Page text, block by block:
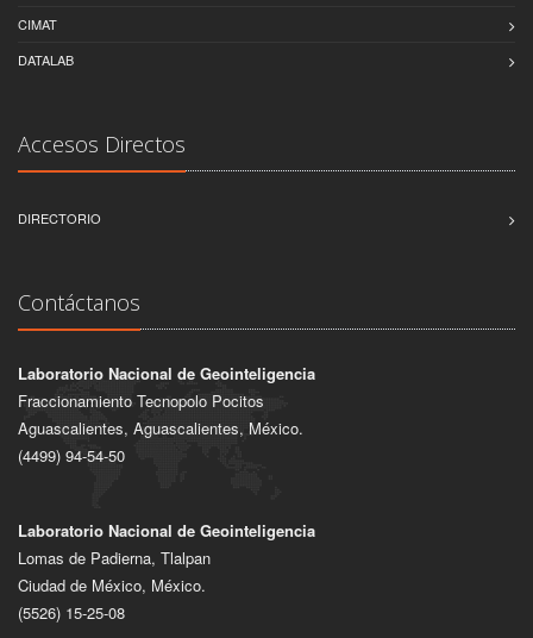
CIMAT
DATALAB
Accesos Directos
DIRECTORIO
Contáctanos
Laboratorio Nacional de Geointeligencia
Fraccionamiento Tecnopolo Pocitos
Aguascalientes, Aguascalientes, México.
(4499) 94-54-50
Laboratorio Nacional de Geointeligencia
Lomas de Padierna, Tlalpan
Ciudad de México, México.
(5526) 15-25-08